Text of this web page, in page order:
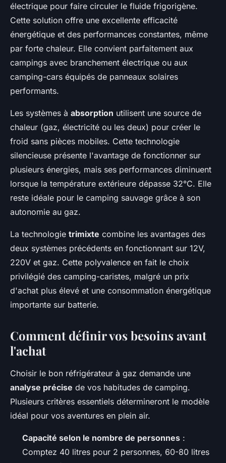
électrique pour faire circuler le fluide frigorigène.
Cette solution offre une excellente efficacité
énergétique et des performances constantes, même
par forte chaleur. Elle convient parfaitement aux
campings avec branchement électrique ou aux
camping-cars équipés de panneaux solaires
performants.
Les systèmes à absorption utilisent une source de
chaleur (gaz, électricité ou les deux) pour créer le
froid sans pièces mobiles. Cette technologie
silencieuse présente l'avantage de fonctionner sur
plusieurs énergies, mais ses performances diminuent
lorsque la température extérieure dépasse 32°C. Elle
reste idéale pour le camping sauvage grâce à son
autonomie au gaz.
La technologie trimixte combine les avantages des
deux systèmes précédents en fonctionnant sur 12V,
220V et gaz. Cette polyvalence en fait le choix
privilégié des camping-caristes, malgré un prix
d'achat plus élevé et une consommation énergétique
importante sur batterie.
Comment définir vos besoins avant
l'achat
Choisir le bon réfrigérateur à gaz demande une
analyse précise de vos habitudes de camping.
Plusieurs critères essentiels détermineront le modèle
idéal pour vos aventures en plein air.
Capacité selon le nombre de personnes :
Comptez 40 litres pour 2 personnes, 60-80 litres